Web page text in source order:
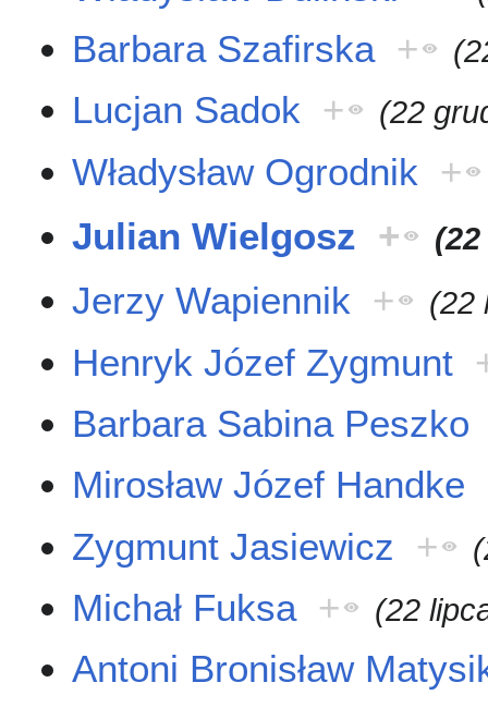
Barbara Szafirska +
Lucjan Sadok + (22
Władysław Ogrodnik +
Julian Wielgosz +
Jerzy Wapiennik + (22
Henryk Józef Zygmunt
Barbara Sabina Peszko
Mirosław Józef Handke
Zygmunt Jasiewicz
+
Michał Fuksa + (22
Antoni Bronisław